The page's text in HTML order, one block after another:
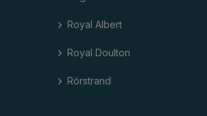
Royal Albert
Royal Doulton
Rörstrand